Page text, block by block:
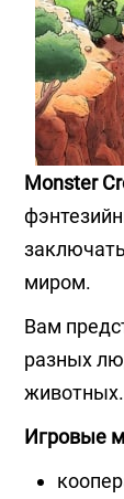
Monster
миром.
Вам
разных
животных.
Игровые